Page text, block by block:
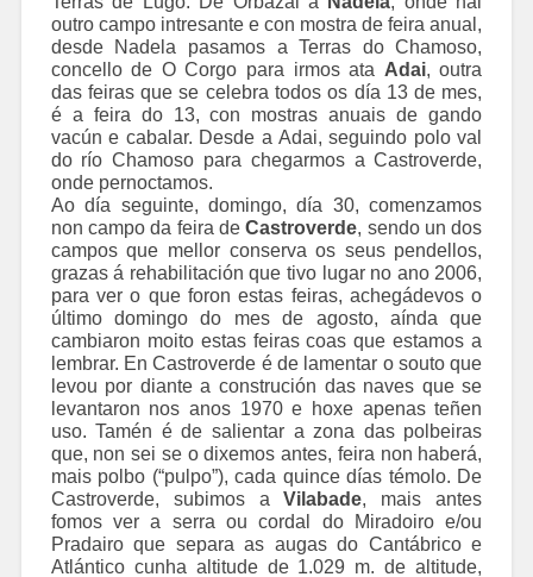
outro campo intresante e con mostra de feira anual,
desde Nadela pasamos a Terras do Chamoso,
concello de O Corgo para irmos ata Adai, outra
das feiras que se celebra todos os día 13 de mes,
é a feira do 13, con mostras anuais de gando
vacún e cabalar. Desde a Adai, seguindo polo val
do río Chamoso para chegarmos a Castroverde,
onde pernoctamos.
Ao día seguinte, domingo, día 30, comenzamos
non campo da feira deCastroverde, sendo un dos
campos que mellor conserva os seus pendellos,
grazas á rehabilitación que tivo lugar no ano 2006,
para ver o que foron estas feiras, achegádevos o
último domingo do mes de agosto, aínda que
cambiaron moito estas feiras coas que estamos a
lembrar. En Castroverde é de lamentar o souto que
levou por diante a construción das naves que se
levantaron nos anos 1970 e hoxe apenas teñen
uso. Tamén é de salientar a zona das polbeiras
que, non sei se o dixemos antes, feira non haberá,
mais polbo (“pulpo”), cada quince días témolo. De
Castroverde, subimos aVilabade, mais antes
fomos ver a serra ou cordal do Miradoiro e/ou
Pradairo que separa as augas do Cantábrico e
Atlántico cunha altitude de 1.029 m. de altitude,